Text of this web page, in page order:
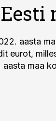
aasta
eurot,
aasta maa